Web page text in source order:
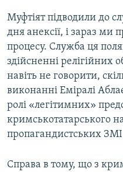
Муфтіят підводили до
дня анексії, і зараз ми
процесу. Служба ця
здійсненні релігійних
навіть не говорити,
виконанні Еміралі
ролі «легітимних»
кримськотатарського
пропагандистських
Справа в тому, що з